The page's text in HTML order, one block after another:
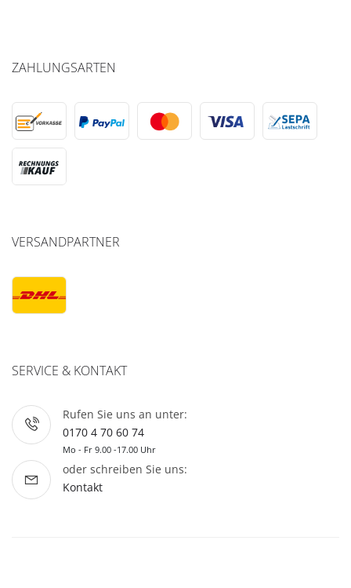
ZAHLUNGSARTEN
VERSANDPARTNER
SERVICE & KONTAKT
Rufen Sie uns an unter:
0170 4 70 60 74
Mo - Fr 9.00 -17.00 Uhr
oder schreiben Sie uns:
Kontakt